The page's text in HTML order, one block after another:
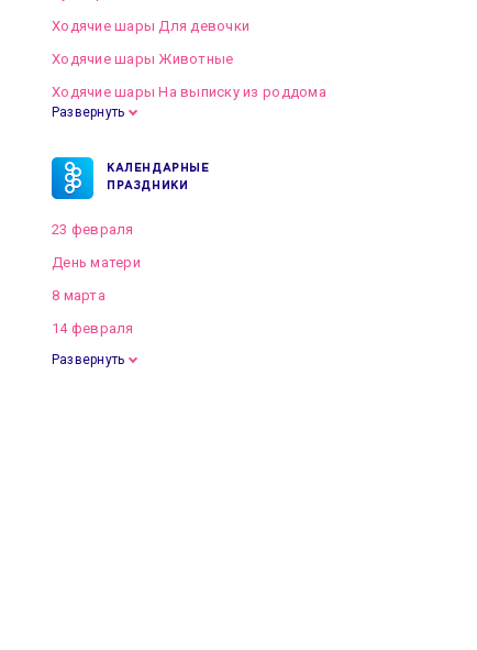
Ходячие шары Для девочки
Ходячие шары Животные
Ходячие шары На выписку из роддома
Развернуть
КАЛЕНДАРНЫЕ
ПРАЗДНИКИ
23 февраля
День матери
8 марта
14 февраля
Развернуть